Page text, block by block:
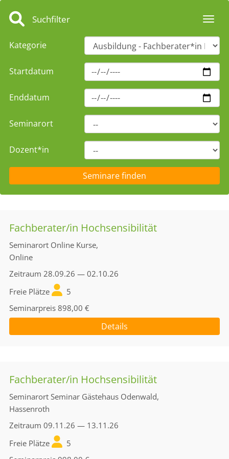
Suchfilter
Kategorie
Startdatum
Enddatum
Seminarort
Dozent*in
Fachberater/in Hochsensibilität
Seminarort Online Kurse,
Online
Zeitraum 28.09.26 — 02.10.26
Freie Plätze
5
Seminarpreis 898,00 €
Details
Fachberater/in Hochsensibilität
Seminarort Seminar Gästehaus Odenwald,
Hassenroth
Zeitraum 09.11.26 — 13.11.26
Freie Plätze
5